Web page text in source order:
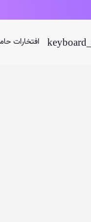
افتخارات